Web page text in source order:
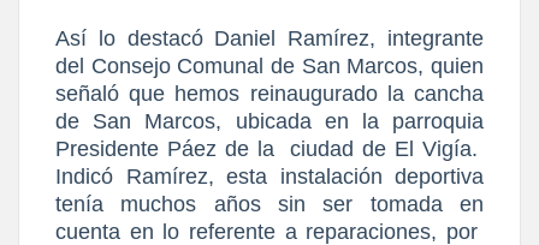
Así lo destacó Daniel Ramírez, integrante
del Consejo Comunal de San Marcos, quien
señaló que hemos reinaugurado la cancha
de San Marcos, ubicada en la parroquia
Presidente Páez de la
ciudad de El Vigía.
Indicó Ramírez, esta instalación deportiva
tenía muchos años sin ser tomada en
cuenta en lo referente a reparaciones, por